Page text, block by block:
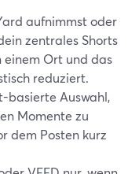
aufnimmst oder
zentrales Shorts
Ort und das
reduziert.
basierte Auswahl,
Momente zu
dem Posten kurz